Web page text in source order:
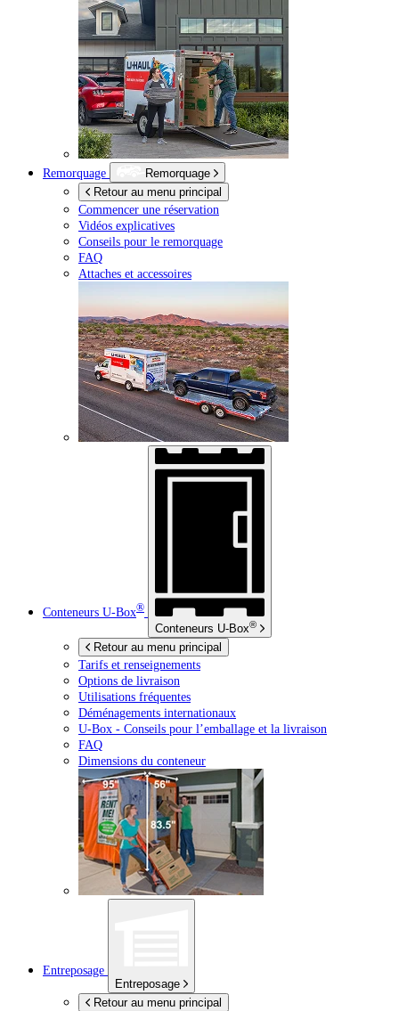
Remorquage
Remorquage
Retour au menu principal
Commencer une réservation
Vidéos explicatives
Conseils pour le remorquage
FAQ
Attaches et accessoires
Conteneurs U-Box®
Conteneurs U-Box®
Retour au menu principal
Tarifs et renseignements
Options de livraison
Utilisations fréquentes
Déménagements internationaux
U-Box - Conseils pour l’emballage et la livraison
FAQ
Dimensions du conteneur
Entreposage
Entreposage
Retour au menu principal